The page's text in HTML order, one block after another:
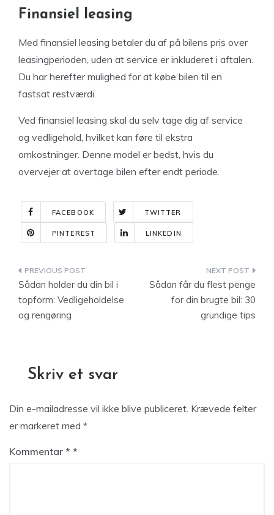
Finansiel leasing
Med finansiel leasing betaler du af på bilens pris over
leasingperioden, uden at service er inkluderet i aftalen.
Du har herefter mulighed for at købe bilen til en
fastsat restværdi.
Ved finansiel leasing skal du selv tage dig af service
og vedligehold, hvilket kan føre til ekstra
omkostninger. Denne model er bedst, hvis du
overvejer at overtage bilen efter endt periode.
FACEBOOK TWITTER
PINTEREST LINKEDIN
Indlægsnavigation
Sådan holder du din bil i
topform: Vedligeholdelse
og rengøring
Sådan får du flest penge
for din brugte bil: 30
grundige tips
Skriv et svar
Din e-mailadresse vil ikke blive publiceret. Krævede felter
er markeret med *
Kommentar *